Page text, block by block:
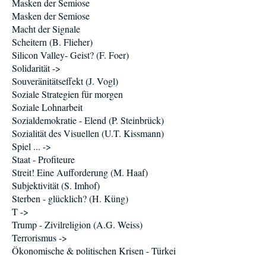
Masken der Semiose
Masken der Semiose
Macht der Signale
Scheitern (B. Flieher)
Silicon Valley- Geist? (F. Foer)
Solidarität ->
Souveränitätseffekt (J. Vogl)
Soziale Strategien für morgen
Soziale Lohnarbeit
Sozialdemokratie - Elend (P. Steinbrück)
Sozialität des Visuellen (U.T. Kissmann)
Spiel ... ->
Staat - Profiteure
Streit! Eine Aufforderung (M. Haaf)
Subjektivität (S. Imhof)
Sterben - glücklich? (H. Küng)
T ->
Trump - Zivilreligion (A.G. Weiss)
Terrorismus ->
Ökonomische & politischen Krisen - Türkei